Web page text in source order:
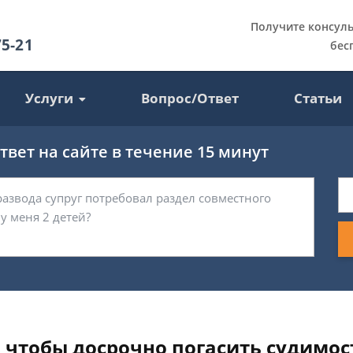
21
Получите
Услуги Вопрос/Ответ Статьи
на сайте в течение 15 минут
досрочно погасить